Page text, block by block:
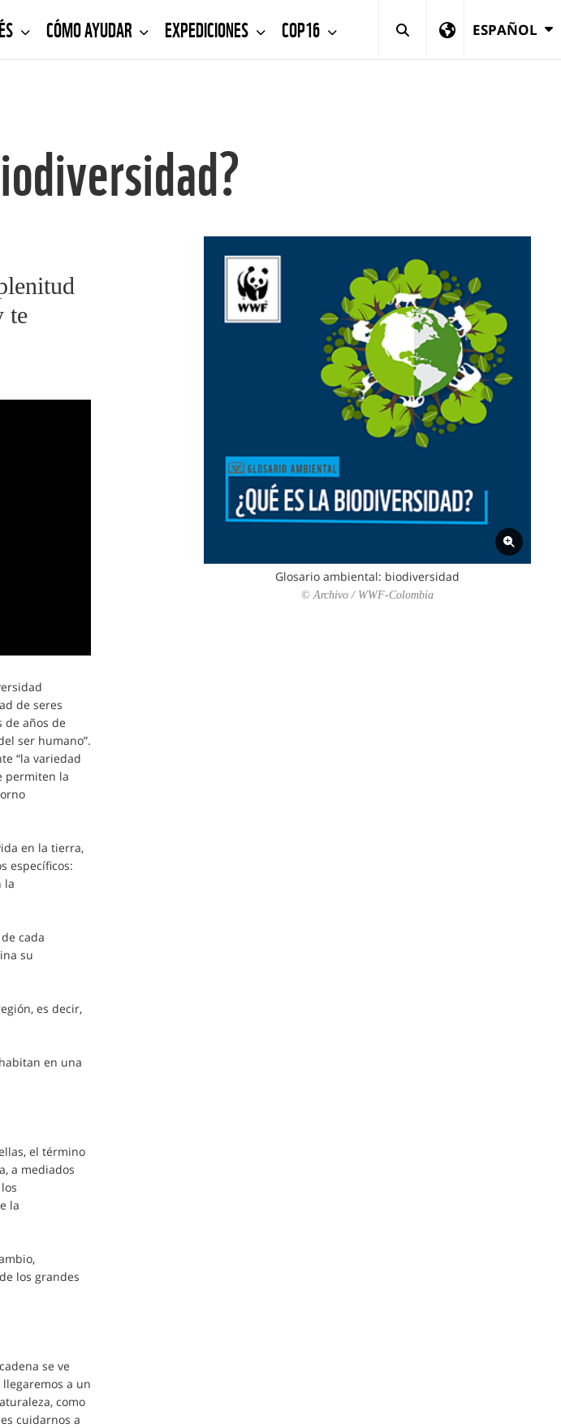
CÓMO AYUDAR EXPEDICIONES COP16 ESPAÑOL
te
de seres
de años de
ser humano”.
“la variedad
permiten la
en la tierra,
específicos:
la
cada
su
es decir,
en una
el término
a mediados
la
los grandes
se ve
a un
como
cuidarnos a
Glosario ambiental: biodiversidad
© Archivo / WWF-Colombia